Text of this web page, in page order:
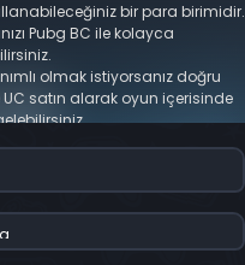
bir para birimidir.
Pubg BC ile kolayca
olmak istiyorsanız doğru
satın alarak oyun içerisinde